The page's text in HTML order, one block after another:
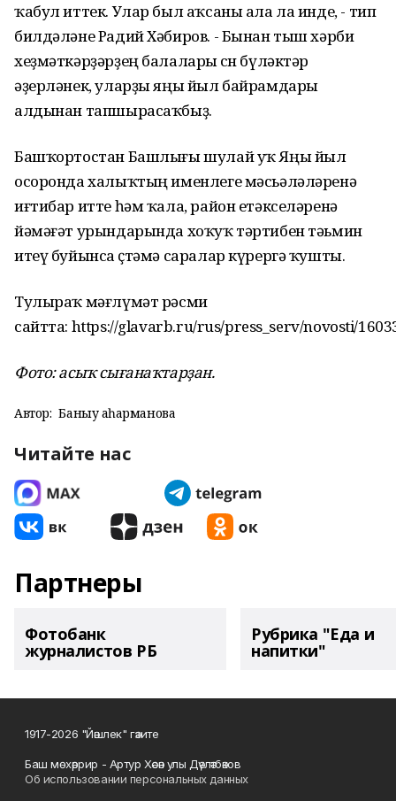
ҡабул иттек. Улар был аҡсаны ала ла инде, - тип
билдәләне Радий Хәбиров. - Бынан тыш хәрби
хеҙмәткәрҙәрҙең балалары өсөн бүләктәр
әҙерләнек, уларҙы яңы йыл байрамдары
алдынан тапшырасаҡбыҙ.
Башҡортостан Башлығы шулай уҡ Яңы йыл
осоронда халыҡтың именлеге мәсьәләләренә
иғтибар итте һәм ҡала, район етәкселәренә
йәмәғәт урындарында хоҡуҡ тәртибен тәьмин
итеү буйынса өҫтәмә саралар күрергә ҡушты.
Тулыраҡ мәғлүмәт рәсми
сайтта: https://glavarb.ru/rus/press_serv/novosti/
Фото: асыҡ сығанаҡтарҙан.
Автор: Баныу Ҡаһарманова
Читайте нас
Партнеры
Фотобанк
журналистов РБ
Рубрика "Еда и
напитки"
1917-2026 "Йәшлек" гәзите
Баш мөхәррир - Артур Хәсән улы Дәүләтбәков
Об использовании персональных данных